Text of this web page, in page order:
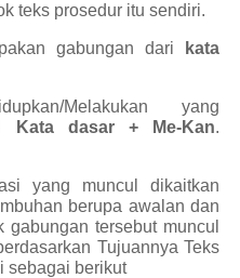
teks prosedur itu sendiri.
gabungan dari
kata
Melakukan yang
Kata dasar + Me-Kan.
yang muncul dikaitkan
berupa awalan dan
tersebut muncul
Tujuannya Teks
sebagai berikut